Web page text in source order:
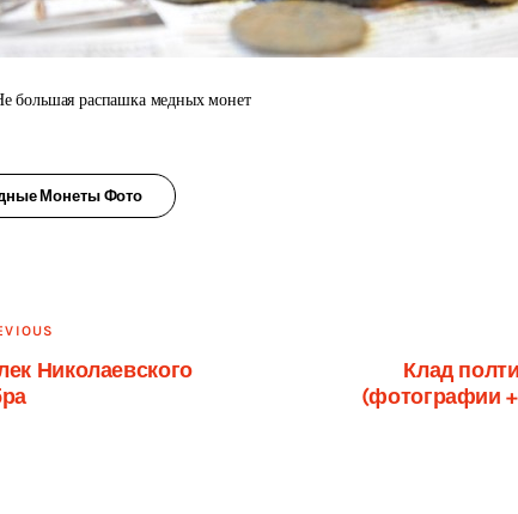
большая распашка медных монет
Монеты Фото
Николаевского
Клад
(фотографии